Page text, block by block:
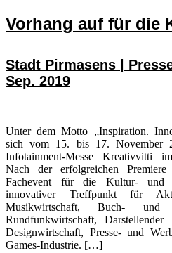
Vorhang auf für die
Stadt Pirmasens |
Sep. 2019
Unter dem Motto „Inspiration.
sich vom 15. bis 17. November
Infotainment-Messe Kreativvitti
Nach der erfolgreichen
Fachevent für die Kultur- und
innovativer Treffpunkt für
Musikwirtschaft, Buch-
Rundfunkwirtschaft,
Designwirtschaft, Presse- und
Games-Industrie. […]